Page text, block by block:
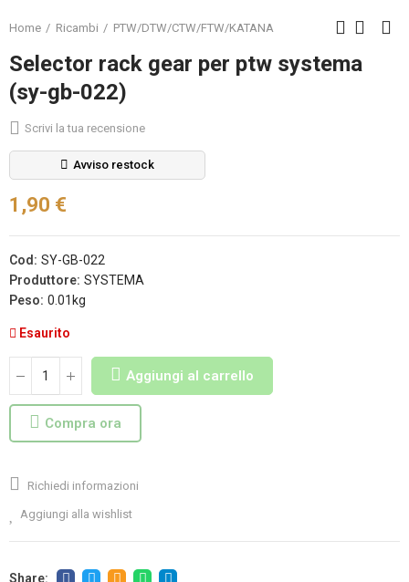
Home Ricambi PTW/DTW/CTW/FTW/KATANA
Selector rack gear per ptw systema
(sy-gb-022)
Scrivi la tua recensione
Avviso restock
1,90 €
Cod: SY-GB-022
Produttore: SYSTEMA
Peso: 0.01kg
Esaurito
Aggiungi al carrello
Compra ora
Richiedi informazioni
Aggiungi alla wishlist